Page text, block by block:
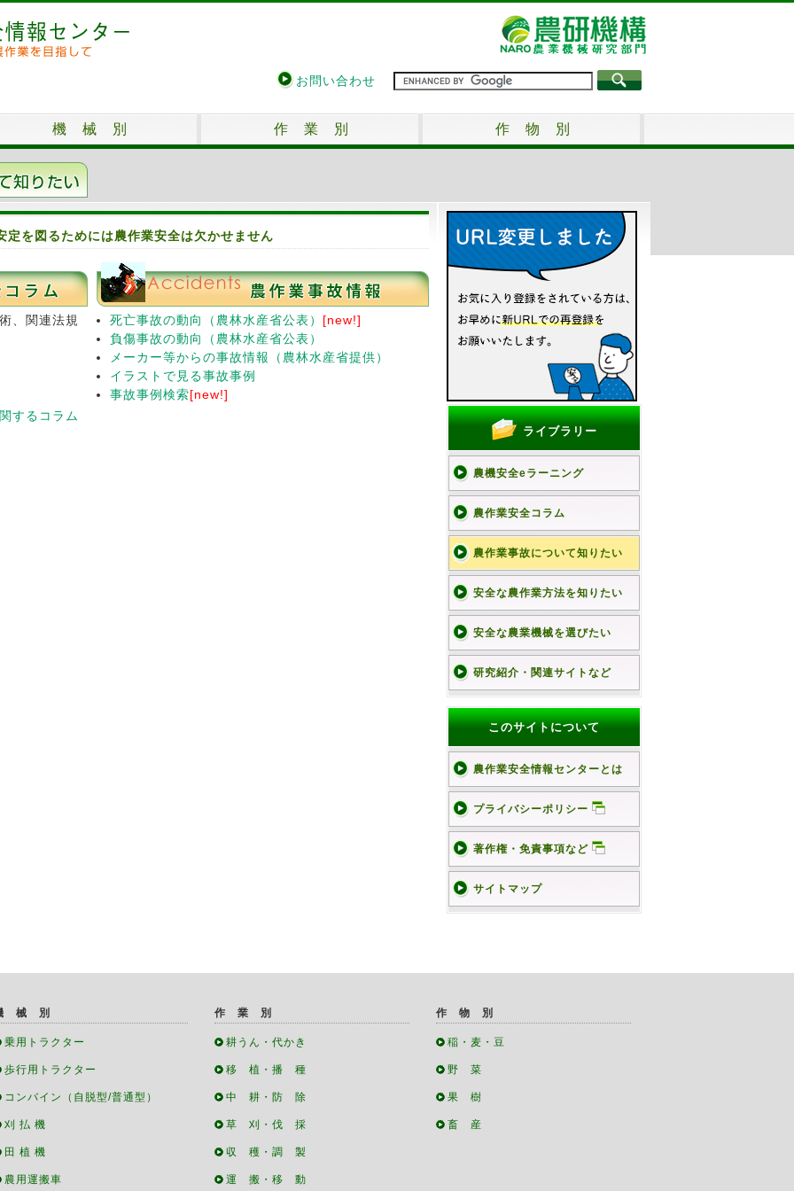
お問い合わせ
機 械 別 作 業 別 作 物 別
定を図るためには農作業安全は欠かせません
、関連法規
するコラム
死亡事故の動向（農林水産省公表） [new!]
負傷事故の動向（農林水産省公表）
メーカー等からの事故情報（農林水産省提供）
イラストで見る事故事例
事故事例検索[new!]
ライブラリー
農機安全eラーニング
農作業安全コラム
農作業事故について知りたい
安全な農作業方法を知りたい
安全な農業機械を選びたい
研究紹介・関連サイトなど
このサイトについて
農作業安全情報センターとは
プライバシーポリシー
著作権・免責事項など
サイトマップ
械 別
乗用トラクター
歩行用トラクター
コンバイン（自脱型/普通型）
刈 払 機
田 植 機
農用運搬車
作 業 別
耕うん・代かき
移 植・播 種
中 耕・防 除
草 刈・伐 採
収 穫・調 製
運 搬・移 動
作 物 別
稲・麦・豆
野 菜
果 樹
畜 産